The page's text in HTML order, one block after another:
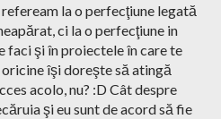
la o perfecţiune legată
ci la o perfecţiune in
faci şi în proiectele în care te
îşi doreşte să atingă
acolo, nu? :D Cât despre
şi eu sunt de acord să fie